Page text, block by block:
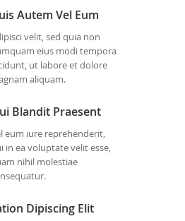
Autem Vel Eum
velit, sed quia non
eius modi tempora
ut labore et dolore
aliquam.
Blandit Praesent
eum iure reprehenderit,
in ea voluptate velit esse,
nihil molestiae
Dipiscing Elit